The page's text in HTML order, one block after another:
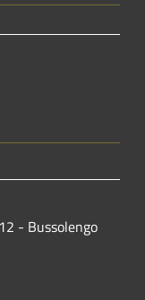
- Bussolengo